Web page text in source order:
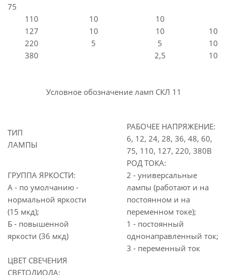
75
110 10
10
127
10 10
10
220
5 5
10
380
2,5 10
Условное обозначение ламп СКЛ 11
ТИП
ЛАМПЫ
РАБОЧЕЕ НАПРЯЖЕНИЕ:
6, 12, 24, 28, 36, 48, 60,
75, 110, 127, 220, 380В
ГРУППА ЯРКОСТИ:
А - по умолчанию -
нормальной яркости
(15 мкд);
Б - повышенной
яркости (36 мкд)
РОД ТОКА:
2 - универсальные
лампы (работают и на
постоянном и на
переменном токе);
1 - постоянный
однонаправленный ток;
3 - переменный ток
ЦВЕТ СВЕЧЕНИЯ
СВЕТОДИОДА: